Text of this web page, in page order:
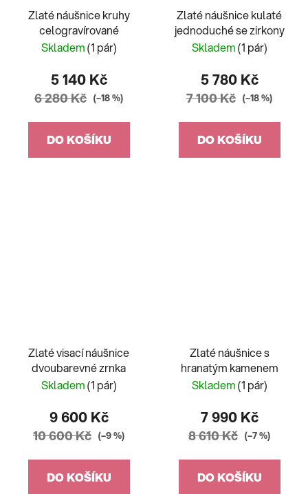
Zlaté náušnice kruhy
celogravírované
Skladem(1 pár)
5 140 Kč
6 280 Kč (–18 %)
DO KOŠÍKU
Zlaté náušnice kulaté
jednoduché se zirkony
Skladem(1 pár)
5 780 Kč
7 100 Kč (–18 %)
DO KOŠÍKU
Zlaté visací náušnice
dvoubarevné zrnka
Skladem(1 pár)
9 600 Kč
10 600 Kč (–9 %)
DO KOŠÍKU
Zlaté náušnice s
hranatým kamenem
Skladem(1 pár)
7 990 Kč
8 610 Kč (–7 %)
DO KOŠÍKU